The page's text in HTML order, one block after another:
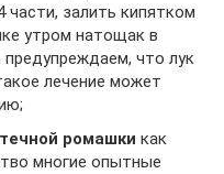
части, залить кипятком
утром натощак в
что лук
лечение может
ромашки как
многие опытные